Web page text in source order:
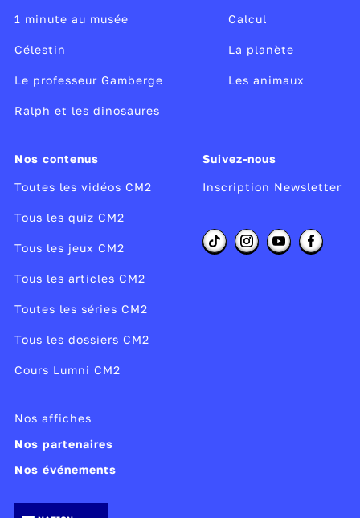
1 minute au musée
Célestin
Le professeur Gamberge
Ralph et les dinosaures
Calcul
La planète
Les animaux
Nos contenus
Toutes les vidéos CM2
Tous les quiz CM2
Tous les jeux CM2
Tous les articles CM2
Toutes les séries CM2
Tous les dossiers CM2
Cours Lumni CM2
Suivez-nous
Inscription Newsletter
Nos affiches
Nos partenaires
Nos événements